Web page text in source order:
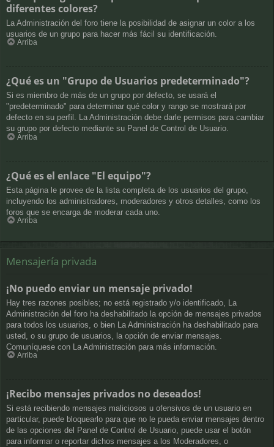
diferentes colores?
La Administración del foro tiene la posibilidad de asignar un color a los
usuarios de un grupo para hacer más fácil su identificación.
Arriba
¿Qué es un "Grupo de Usuarios predeterminado"?
Si es miembro de más de un grupo por defecto, se usará el
"predeterminado" para determinar qué color y rango se mostrará por
defecto en su perfil. La Administración debe darle permisos para cambiar
su grupo por defecto mediante su Panel de Control de Usuario.
Arriba
¿Qué es el enlace "El equipo"?
Esta página le provee de la lista completa de los usuarios del grupo,
incluyendo los administradores, moderadores y otros detalles, como los
foros que se encarga de moderar cada uno.
Arriba
Mensajería privada
¡No puedo enviar un mensaje privado!
Hay tres razones posibles; no está registrado y/o identificado, La
Administración del foro ha deshabilitado la opción de mensajes privados
para todos los usuarios, o bien La Administración ha deshabilitado para
usted, o su grupo de usuarios, la opción de enviar mensajes.
Comuníquese con La Administración para más información.
Arriba
¡Recibo mensajes privados no deseados!
Si está recibiendo mensajes maliciosos u ofensivos de un usuario en
particular, puede bloquearlo para que no le pueda enviar mensajes dentro
de las opciones del Panel de Control de Usuario, puede usar el botón
para informar o reportar dichos mensajes a los Moderadores, o